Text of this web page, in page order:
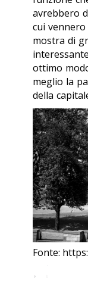
avrebbero
cui
mostra di
ottimo
meglio la
della
Fonte: